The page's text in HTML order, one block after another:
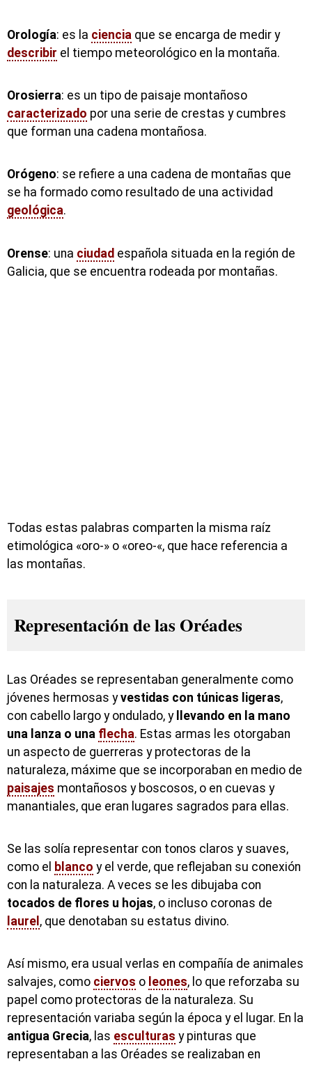
Orología: es la ciencia que se encarga de medir y
describir el tiempo meteorológico en la montaña.
Orosierra: es un tipo de paisaje montañoso
caracterizado por una serie de crestas y cumbres
que forman una cadena montañosa.
Orógeno: se refiere a una cadena de montañas que
se ha formado como resultado de una actividad
geológica.
Orense: una ciudad española situada en la región de
Galicia, que se encuentra rodeada por montañas.
Todas estas palabras comparten la misma raíz
etimológica «oro-» o «oreo-«, que hace referencia a
las montañas.
Representación de las Oréades
Las Oréades se representaban generalmente como
jóvenes hermosas yvestidas con túnicas ligeras,
con cabello largo y ondulado, y
llevando en la mano
una lanza o una flecha. Estas armas les otorgaban
un aspecto de guerreras y protectoras de la
naturaleza, máxime que se incorporaban en medio de
paisajes montañosos y boscosos, o en cuevas y
manantiales, que eran lugares sagrados para ellas.
Se las solía representar con tonos claros y suaves,
como el blanco y el verde, que reflejaban su conexión
con la naturaleza. A veces se les dibujaba con
tocados de flores u hojas, o incluso coronas de
laurel , que denotaban su estatus divino.
Así mismo, era usual verlas en compañía de animales
salvajes, como ciervos o leones, lo que reforzaba su
papel como protectoras de la naturaleza. Su
representación variaba según la época y el lugar. En la
antigua Grecia, las esculturas y pinturas que
representaban a las Oréades se realizaban en